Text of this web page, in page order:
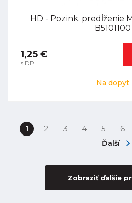
HD - Pozink. predĺženie
B5101100
1,25 €
s DPH
Na dopyt
1 2 3 4 5 6
Ďalší
Zobraziť ďalšie